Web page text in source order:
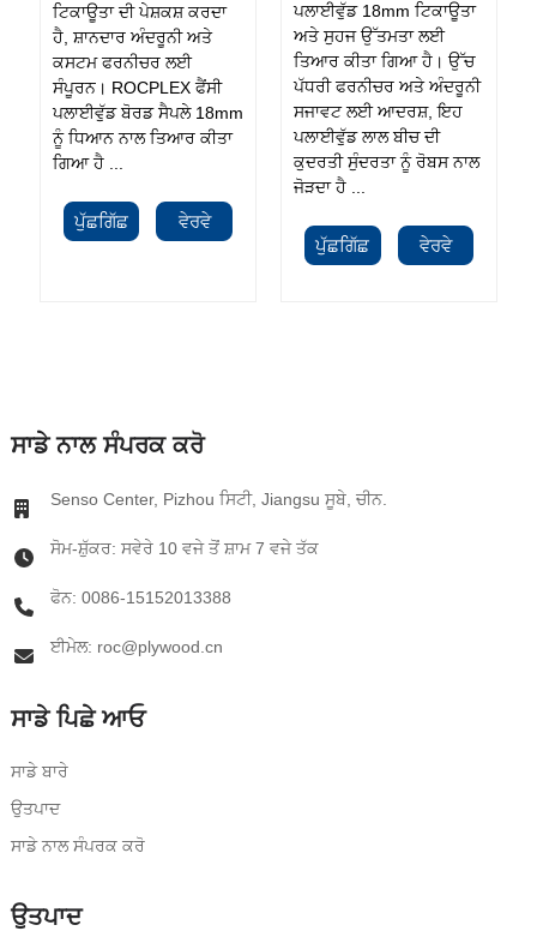
ਟਿਕਾਊਤਾ ਦੀ ਪੇਸ਼ਕਸ਼ ਕਰਦਾ
ਹੈ, ਸ਼ਾਨਦਾਰ ਅੰਦਰੂਨੀ ਅਤੇ
ਕਸਟਮ ਫਰਨੀਚਰ ਲਈ
ਸੰਪੂਰਨ। ROCPLEX ਫੈਂਸੀ
ਪਲਾਈਵੁੱਡ ਬੋਰਡ ਸੈਪਲੇ 18mm
ਨੂੰ ਧਿਆਨ ਨਾਲ ਤਿਆਰ ਕੀਤਾ
ਗਿਆ ਹੈ ...
ਪੁੱਛਗਿੱਛ ਵੇਰਵੇ
ਪਲਾਈਵੁੱਡ 18mm ਟਿਕਾਊਤਾ
ਅਤੇ ਸੁਹਜ ਉੱਤਮਤਾ ਲਈ
ਤਿਆਰ ਕੀਤਾ ਗਿਆ ਹੈ। ਉੱਚ
ਪੱਧਰੀ ਫਰਨੀਚਰ ਅਤੇ ਅੰਦਰੂਨੀ
ਸਜਾਵਟ ਲਈ ਆਦਰਸ਼, ਇਹ
ਪਲਾਈਵੁੱਡ ਲਾਲ ਬੀਚ ਦੀ
ਕੁਦਰਤੀ ਸੁੰਦਰਤਾ ਨੂੰ ਰੋਬਸ ਨਾਲ
ਜੋੜਦਾ ਹੈ ...
ਪੁੱਛਗਿੱਛ ਵੇਰਵੇ
ਸਾਡੇ ਨਾਲ ਸੰਪਰਕ ਕਰੋ
Senso Center, Pizhou ਸਿਟੀ, Jiangsu ਸੂਬੇ, ਚੀਨ.
ਸੋਮ-ਸ਼ੁੱਕਰ: ਸਵੇਰੇ 10 ਵਜੇ ਤੋਂ ਸ਼ਾਮ 7 ਵਜੇ ਤੱਕ
ਫੋਨ: 0086-15152013388
ਈਮੇਲ: roc@plywood.cn
ਸਾਡੇ ਪਿਛੇ ਆਓ
ਸਾਡੇ ਬਾਰੇ
ਉਤਪਾਦ
ਸਾਡੇ ਨਾਲ ਸੰਪਰਕ ਕਰੋ
ਉਤਪਾਦ